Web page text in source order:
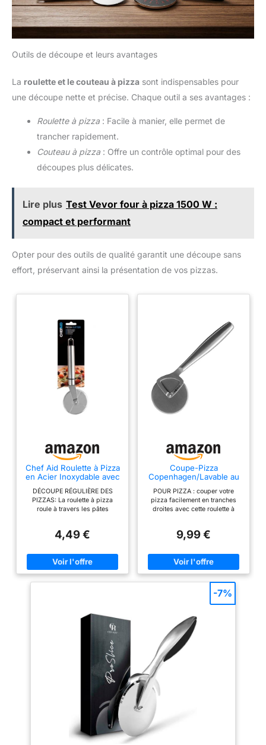
rouge. 【Thermomètre à Viande Gratuit】 Peut mesurer la
plage de température interne : -50 °C à 300 °C / -58 °F à 572
°F, lecture rapide, grand écran LCD, sonde en acier inoxydable
304, haute précision (± 1 °C / °F) peut être utilisé pour le
refroidissement à domicile ou pour la cuisson, pour mesurer le
automatiquement après 15 minutes.
Outils de découpe et leurs avantages
La roulette et le couteau à pizza sont indispensables pour
une découpe nette et précise. Chaque outil a ses avantages :
Roulette à pizza : Facile à manier, elle permet de
trancher rapidement.
Couteau à pizza : Offre un contrôle optimal pour des
découpes plus délicates.
Lire plus Test Vevor four à pizza 1500 W :
compact et performant
Opter pour des outils de qualité garantit une découpe sans
effort, préservant ainsi la présentation de vos pizzas.
Chef Aid Roulette à Pizza
en Acier Inoxydable avec
Protège Doigts – Coupe
Pizza avec Poignée
Antidérapante et Anneau
de Suspension –
Vaisselle
DÉCOUPE RÉGULIÈRE DES
PIZZAS: La roulette à pizza
roule à travers les pâtes
parts régulières sans déplacer
ACIER INOXYDABLE: La roue de
coupe en acier inoxydable reste
stable pendant la découpe et
permet des mouvements
protection entre la roue et la
poignée aide à garder les
doigts à distance de la lame
pendant la découpe POIGNÉE
ANTIDÉRAPANTE: La poignée
ergonomique avec surface
antidérapante tient bien en main
et facilite la découpe contrôlée
NETTOYAGE FACILE: Équipée
d’un anneau de suspension
pour un rangement pratique. La
roulette à pizza peut être
nettoyée au lave-vaisselle
après utilisation
4,49 €
Coupe-Pizza
Copenhagen/Lavable au
vaisselle/Roulette/Ne
remue pas/Acier
inoxydable/Léger
POUR PIZZA : couper votre
pizza facilement en tranches
droites avec cette roulette à
léger est entièrement fabriquée
qualité NE REMUE PAS : stable
pendant l’utilisation vu que le
couteau est très bien attaché au
support CONTENU : coupe-
pizza en acier inoxydable
(dimensions du produit : 190 x
70 x 15 mm) UN CADEAU POUR
LA VIE : BOSKA vous offre des
Food Tools durables et
abordables qui dureront toute
une vie, d'une qualité
exceptionnelle, idéaux comme
cadeau et avec un design
9,99 €
-7%